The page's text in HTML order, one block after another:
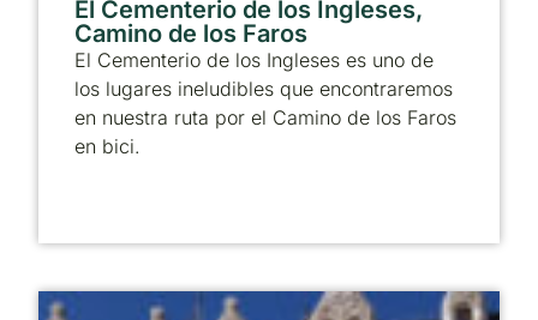
El Cementerio de los Ingleses,
Camino de los Faros
El Cementerio de los Ingleses es uno de
los lugares ineludibles que encontraremos
en nuestra ruta por el Camino de los Faros
en bici.